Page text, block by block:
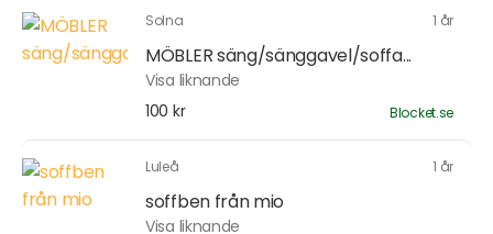
Solna 1 år
MÖBLER säng/sänggavel/soffa...
Visa liknande
100 kr
Blocket.se
Luleå 1 år
soffben från mio
Visa liknande